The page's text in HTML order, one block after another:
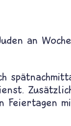
an
Feiertagen